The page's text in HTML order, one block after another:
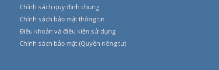
Chính sách quy định chung
Chính sách bảo mật thông tin
Điều khoản và điều kiện sử dụng
Chính sách bảo mật (Quyền riêng tư)